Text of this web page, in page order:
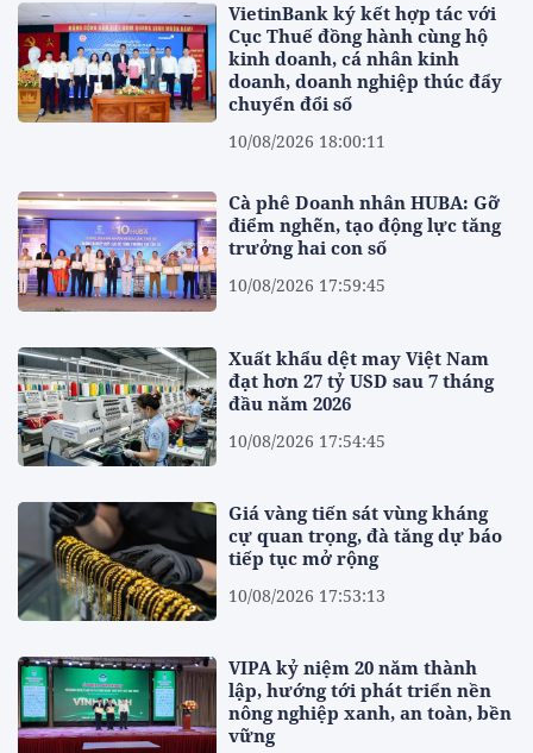
VietinBank ký kết hợp tác với
Cục Thuế đồng hành cùng hộ
kinh doanh, cá nhân kinh
doanh, doanh nghiệp thúc đẩy
chuyển đổi số
10/08/2026 18:00:11
Cà phê Doanh nhân HUBA: Gỡ
điểm nghẽn, tạo động lực tăng
trưởng hai con số
10/08/2026 17:59:45
Xuất khẩu dệt may Việt Nam
đạt hơn 27 tỷ USD sau 7 tháng
đầu năm 2026
10/08/2026 17:54:45
Giá vàng tiến sát vùng kháng
cự quan trọng, đà tăng dự báo
tiếp tục mở rộng
10/08/2026 17:53:13
VIPA kỷ niệm 20 năm thành
lập, hướng tới phát triển nền
nông nghiệp xanh, an toàn, bền
vững